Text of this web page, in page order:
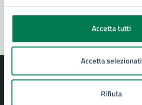
Accetta tutti
Accetta selezionati
Rifiuta
Segnala disservizio